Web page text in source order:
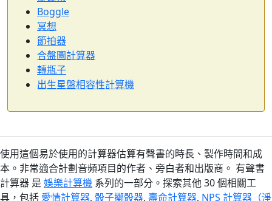
Boggle
冥想
節拍器
合盤圖計算器
轉瓶子
出生星盤相容性計算機
使用這個易於使用的計算器估算有聲書的時長、製作時間和成
本。非常適合計劃音頻項目的作者、旁白者和出版商。 有聲書
計算器 是 娛樂計算機 系列的一部分。探索其他 30 個相關工
具，包括 愛情計算器, 骰子擲骰器, 壽命計算器, NPS 計算器（淨